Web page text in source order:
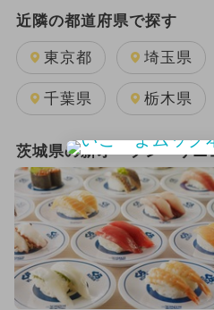
週末イベント関東パック
2024年のイベント
2025年11月のイベント
2026年1月のイベント
2026年8月のイベント
2024年11月のイベント
2024年7月のイベント
近隣の都道府県で探す
東京都 埼玉県
千葉県 栃木県
茨城県の新オープン・リニ